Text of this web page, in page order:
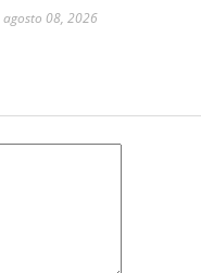
agosto 08, 2026